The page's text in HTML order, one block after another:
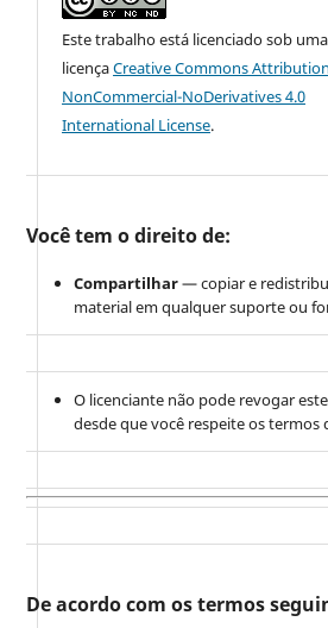
Este trabalho está licenciado sob uma
licençaCreative Commons
NonCommercial-NoDerivatives 4.0
International License.
Você tem o direito de:
Compartilhar— copiar e
material em qualquer suporte ou
O licenciante não pode revogar
desde que você respeite os termos
De acordo com os termos